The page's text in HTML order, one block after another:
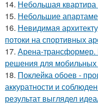
14. Небольшая
15. Небольшие
16. Невидимая
потоки на спортивных
17. Арена-
решения для мобильных
18. Поклейка обоев -
аккуратности и
результат выглядел